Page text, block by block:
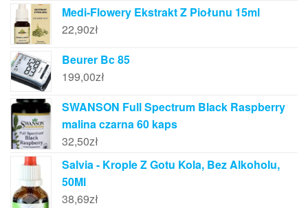
Medi-Flowery Ekstrakt Z Piołunu 15ml
22,90zł
Beurer Bc 85
199,00zł
SWANSON Full Spectrum Black Raspberry
malina czarna 60 kaps
32,50zł
Salvia - Krople Z Gotu Kola, Bez Alkoholu,
50Ml
38,69zł